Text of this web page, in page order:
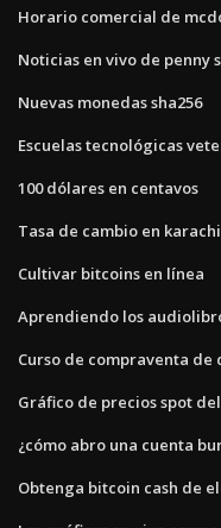
Horario comercial de
Noticias en vivo de penny
Nuevas monedas sha256
Escuelas tecnológicas
100 dólares en centavos
Tasa de cambio en
Cultivar bitcoins en línea
Aprendiendo los
Curso de compraventa de
Gráfico de precios spot
¿cómo abro una cuenta
Obtenga bitcoin cash de